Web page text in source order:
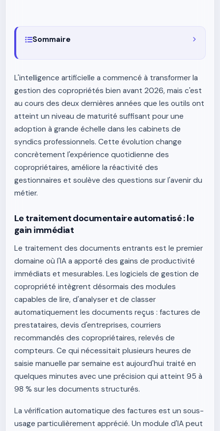
Sommaire
L'intelligence artificielle a commencé à transformer la
gestion des copropriétés bien avant 2026, mais c'est
au cours des deux dernières années que les outils ont
atteint un niveau de maturité suffisant pour une
adoption à grande échelle dans les cabinets de
syndics professionnels. Cette évolution change
concrètement l'expérience quotidienne des
copropriétaires, améliore la réactivité des
gestionnaires et soulève des questions sur l'avenir du
métier.
Le traitement documentaire automatisé : le
gain immédiat
Le traitement des documents entrants est le premier
domaine où l'IA a apporté des gains de productivité
immédiats et mesurables. Les logiciels de gestion de
copropriété intègrent désormais des modules
capables de lire, d'analyser et de classer
automatiquement les documents reçus : factures de
prestataires, devis d'entreprises, courriers
recommandés des copropriétaires, relevés de
compteurs. Ce qui nécessitait plusieurs heures de
saisie manuelle par semaine est aujourd'hui traité en
quelques minutes avec une précision qui atteint 95 à
98 % sur les documents structurés.
La vérification automatique des factures est un sous-
usage particulièrement apprécié. Un module d'IA peut